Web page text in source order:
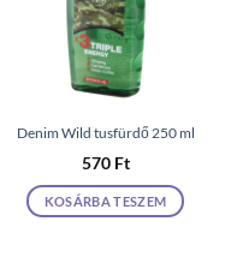
Denim Wild tusfürdő 250 ml
570 Ft
KOSÁRBA TESZEM